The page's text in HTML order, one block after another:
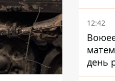
12:42
день